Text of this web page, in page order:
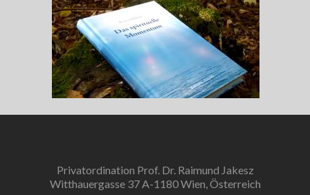
Privatordination Prof. Dr. Raimund Jakesz
Witthauergasse 37 A-1180 Wien, Österreich